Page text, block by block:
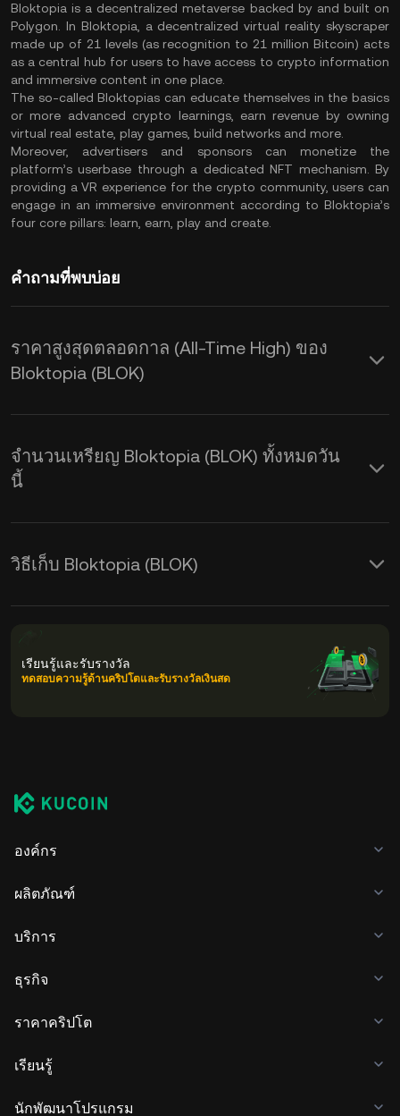
Bloktopia is a decentralized metaverse backed by and built on
Polygon. In Bloktopia, a decentralized virtual reality skyscraper
made up of 21 levels (as recognition to 21 million Bitcoin) acts
as a central hub for users to have access to crypto information
and immersive content in one place.
The so-called Bloktopias can educate themselves in the basics
or more advanced crypto learnings, earn revenue by owning
virtual real estate, play games, build networks and more.
Moreover, advertisers and sponsors can monetize the
platform’s userbase through a dedicated NFT mechanism. By
providing a VR experience for the crypto community, users can
engage in an immersive environment according to Bloktopia’s
four core pillars: learn, earn, play and create.
คำถามที่พบบ่อย
ราคาสูงสุดตลอดกาล (All-Time High) ของ
Bloktopia (BLOK)
จำนวนเหรียญ Bloktopia (BLOK) ทั้งหมดวัน
นี้
วิธีเก็บ Bloktopia (BLOK)
เรียนรู้และรับรางวัล
ทดสอบความรู้ด้านคริปโตและรับรางวัลเงินสด
องค์กร
ผลิตภัณฑ์
บริการ
ธุรกิจ
ราคาคริปโต
เรียนรู้
นักพัฒนาโปรแกรม